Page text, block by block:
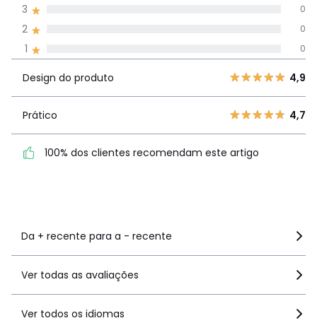
1 0
3
4,9
4,7
100% dos clientes
recomendam este artigo
1 0
2 0
3 0
Design do produto 4,9
Prático 4,7
100% dos clientes recomendam este artigo
Da + recente para a - recente
Ver todas as avaliações
Ver todos os idiomas